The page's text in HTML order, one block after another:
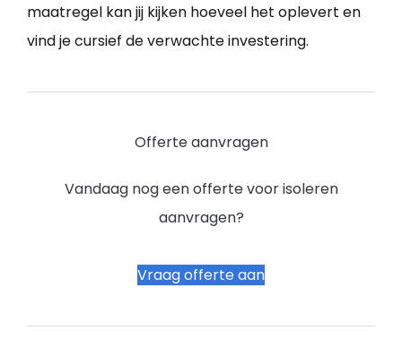
maatregel kan jij kijken hoeveel het oplevert en
vind je cursief de verwachte investering.
Offerte aanvragen
Vandaag nog een offerte voor isoleren
aanvragen?
Vraag offerte aan